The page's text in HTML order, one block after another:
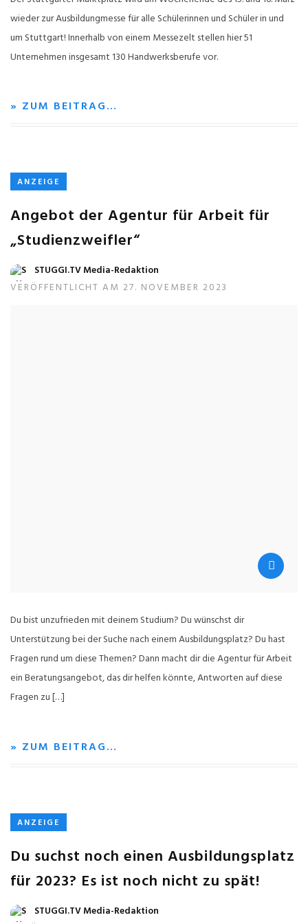
wieder zur Ausbildungmesse für alle Schülerinnen und Schüler in und
um Stuttgart! Innerhalb von einem Messezelt stellen hier 51
Unternehmen insgesamt 130 Handwerksberufe vor.
» ZUM BEITRAG…
ANZEIGE
Angebot der Agentur für Arbeit für
„Studienzweifler“
STUGGI.TV Media-Redaktion
VERÖFFENTLICHT AM 27. NOVEMBER 2023
Du bist unzufrieden mit deinem Studium? Du wünschst dir
Unterstützung bei der Suche nach einem Ausbildungsplatz? Du hast
Fragen rund um diese Themen? Dann macht dir die Agentur für Arbeit
ein Beratungsangebot, das dir helfen könnte, Antworten auf diese
Fragen zu […]
» ZUM BEITRAG…
ANZEIGE
Du suchst noch einen Ausbildungsplatz
für 2023? Es ist noch nicht zu spät!
STUGGI.TV Media-Redaktion